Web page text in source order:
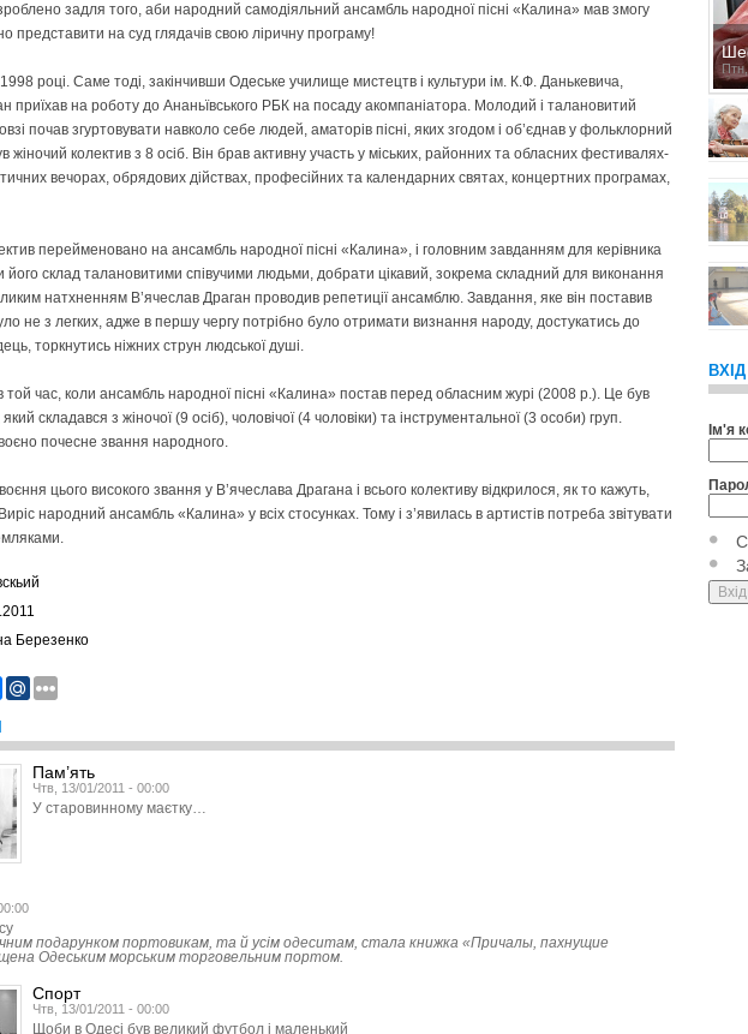
задля того, аби народний самодіяльний ансамбль народної пісні «Калина» мав змогу
представити на суд глядачів свою ліричну програму!
році. Саме тоді, закінчивши Одеське училище мистецтв і культури ім. К.Ф. Данькевича,
приїхав на роботу до Ананьївського РБК на посаду акомпаніатора. Молодий і талановитий
почав згуртовувати навколо себе людей, аматорів пісні, яких згодом і об’єднав у фольклорний
жіночий колектив з 8 осіб. Він брав активну участь у міських, районних та обласних фестивалях-
вечорах, обрядових дійствах, професійних та календарних святах, концертних програмах,
перейменовано на ансамбль народної пісні «Калина», і головним завданням для керівника
склад талановитими співучими людьми, добрати цікавий, зокрема складний для виконання
натхненням В’ячеслав Драган проводив репетиції ансамблю. Завдання, яке він поставив
не з легких, адже в першу чергу потрібно було отримати визнання народу, достукатись до
торкнутись ніжних струн людської душі.
той час, коли ансамбль народної пісні «Калина» постав перед обласним журі (2008 р.). Це був
складався з жіночої (9 осіб), чоловічої (4 чоловіки) та інструментальної (3 особи) груп.
почесне звання народного.
цього високого звання у В’ячеслава Драгана і всього колективу відкрилося, як то кажуть,
народний ансамбль «Калина» у всіх стосунках. Тому і з’явилась в артистів потреба звітувати
Березенко
Пам’ять
Чтв, 13/01/2011 - 00:00
У старовинному маєтку…
подарунком портовикам, та й усім одеситам, стала книжка «Причалы, пахнущие
Одеським морським торговельним портом.
Спорт
Чтв, 13/01/2011 - 00:00
Щоби в Одесі був великий футбол і маленький
ВХІД
Ім'я